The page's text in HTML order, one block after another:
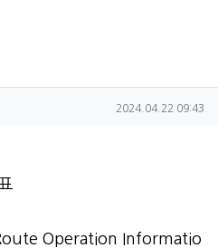
작성일
2024.04.22 09:43
Operation Informatio